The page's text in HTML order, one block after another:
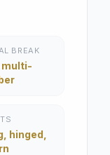
BREAK
multi-
hinged,